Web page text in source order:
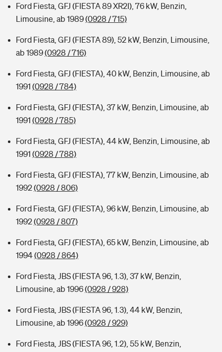
Ford Fiesta, GFJ (FIESTA 89 XR2I), 76 kW, Benzin,
Limousine, ab 1989(0928 / 715)
Ford Fiesta, GFJ (FIESTA 89), 52 kW, Benzin, Limousine,
ab 1989(0928 / 716)
Ford Fiesta, GFJ (FIESTA), 40 kW, Benzin, Limousine, ab
1991 (0928 / 784)
Ford Fiesta, GFJ (FIESTA), 37 kW, Benzin, Limousine, ab
1991 (0928 / 785)
Ford Fiesta, GFJ (FIESTA), 44 kW, Benzin, Limousine, ab
1991 (0928 / 788)
Ford Fiesta, GFJ (FIESTA), 77 kW, Benzin, Limousine, ab
1992(0928 / 806)
Ford Fiesta, GFJ (FIESTA), 96 kW, Benzin, Limousine, ab
1992(0928 / 807)
Ford Fiesta, GFJ (FIESTA), 65 kW, Benzin, Limousine, ab
1994(0928 / 864)
Ford Fiesta, JBS (FIESTA 96, 1.3), 37 kW, Benzin,
Limousine, ab 1996(0928 / 928)
Ford Fiesta, JBS (FIESTA 96, 1.3), 44 kW, Benzin,
Limousine, ab 1996(0928 / 929)
Ford Fiesta, JBS (FIESTA 96, 1.2), 55 kW, Benzin,